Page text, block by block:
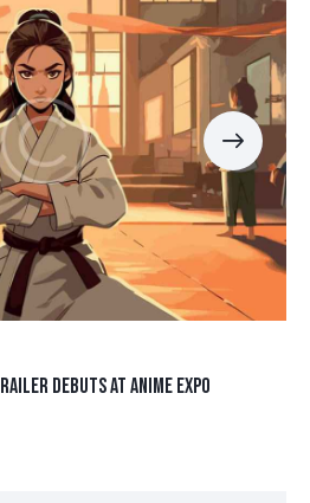
DEBUTS AT ANIME EXPO